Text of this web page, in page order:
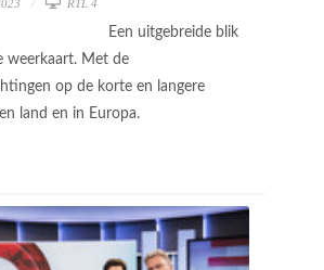
RTL 4
Een uitgebreide blik
weerkaart. Met de
op de korte en langere
land en in Europa.